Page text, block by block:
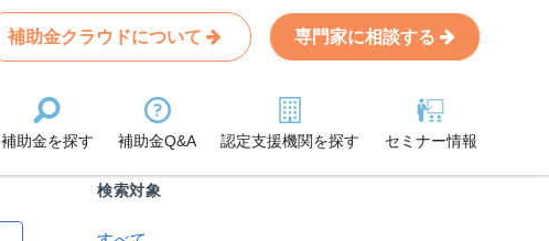
補助金クラウドについて 専門家に相談する
補助金を探す 補助金Q&A 認定支援機関を探す セミナー情報
Search
条件から記事を探す
検索対象